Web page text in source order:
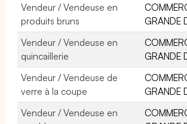
Vendeur / Vendeuse en
produits bruns
GRANDE
Vendeur / Vendeuse en
quincaillerie
GRANDE
Vendeur / Vendeuse de
verre à la coupe
GRANDE
Vendeur / Vendeuse en